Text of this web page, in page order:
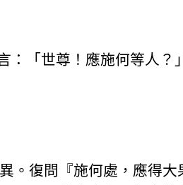
「世尊！應施何等人？」
。復問『施何處，應得